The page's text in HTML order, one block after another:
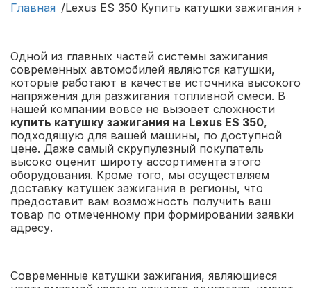
Главная Lexus ES 350 Купить катушки зажигания
Одной из главных частей системы зажигания
современных автомобилей являются катушки,
которые работают в качестве источника высокого
напряжения для разжигания топливной смеси. В
нашей компании вовсе не вызовет сложности
купить катушку зажигания на Lexus ES 350,
подходящую для вашей машины, по доступной
цене. Даже самый скрупулезный покупатель
высоко оценит широту ассортимента этого
оборудования. Кроме того, мы осуществляем
доставку катушек зажигания в регионы, что
предоставит вам возможность получить ваш
товар по отмеченному при формировании заявки
адресу.
Современные катушки зажигания, являющиеся